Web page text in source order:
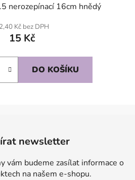
nerozepínací 16cm hnědý
Kč bez DPH
15 Kč
DO KOŠÍKU
newsletter
vám budeme zasílat informace o
na našem e-shopu.